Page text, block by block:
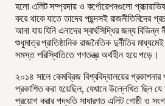
হলো এলিট সম্প্রদায় ও কর্পোরেশনগুলো
করে থাকে যাতে তাদের পছন্দসই রাজনীতিবিদের
আনা যায় যিনি এনাদের স্বার্থসিদ্ধির জন্য
শুধুমাত্র প্রাতিষ্ঠানিক রাজনৈতিক দুর্নীতির
সমস্ত পরিস্থিতিতে গণতন্ত্র অর্থহীন হয়ে পড়ে।
২০১৪ সালে কেমব্রিজ বিশ্ববিদ্যালয়ের
প্রকাশিত করা হয়েছিল, যেখানে উল্লেখিত ছিল যে
প্রয়োগ করার পদ্ধতি সাধারণত এলিট গোষ্ঠী ও